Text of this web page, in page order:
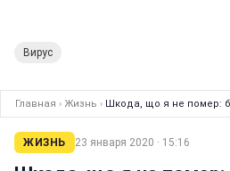
Вирус
Главная › Жизнь › Шкода, що я не помер:
ЖИЗНЬ 23 января 2020 · 15:16